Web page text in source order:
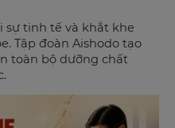
sự tinh tế và khắt khe
Tập đoàn Aishodo tạo
toàn bộ dưỡng chất